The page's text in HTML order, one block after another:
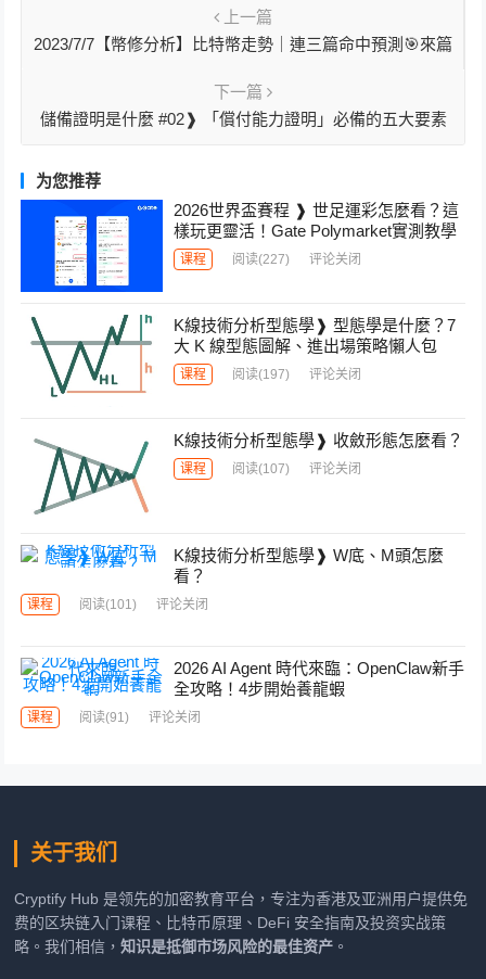
上一篇
2023/7/7【幣修分析】比特幣走勢｜連三篇命中預測🎯來篇
下一篇
儲備證明是什麼 #02❱ 「償付能力證明」必備的五大要素
为您推荐
2026世界盃賽程 ❱ 世足運彩怎麼看？這
樣玩更靈活！Gate Polymarket實測教學
课程 阅读(227) 评论关闭
K線技術分析型態學❱ 型態學是什麼？7
大 K 線型態圖解、進出場策略懶人包
课程 阅读(197) 评论关闭
K線技術分析型態學❱ 收斂形態怎麼看？
课程 阅读(107) 评论关闭
K線技術分析型態學❱ W底、M頭怎麼
看？
课程 阅读(101) 评论关闭
2026 AI Agent 時代來臨：OpenClaw新手
全攻略！4步開始養龍蝦
课程 阅读(91) 评论关闭
关于我们
Cryptify Hub 是领先的加密教育平台，专注为香港及亚洲用户提供免
费的区块链入门课程、比特币原理、DeFi 安全指南及投资实战策
略。我们相信，知识是抵御市场风险的最佳资产 。